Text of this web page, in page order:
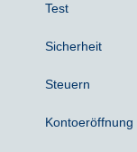
Test
Sicherheit
Steuern
Kontoeröffnung